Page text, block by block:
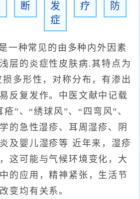
断
发
症
疗
防
一种常见的由多种内外因素
层的炎症性皮肤病.其特点为
多形性，对称分布，有渗出
反复发作。中医文献中记载
”、“绣球风”、“四弯风”、
的急性湿疹、耳周湿疹、阴
及婴儿湿疹等 近年来，湿疹
这可能与气候环境变化，大
的应用，精神紧张，生活节
变均有关系。